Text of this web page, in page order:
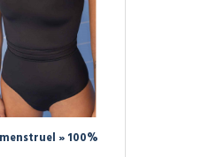
» 100%